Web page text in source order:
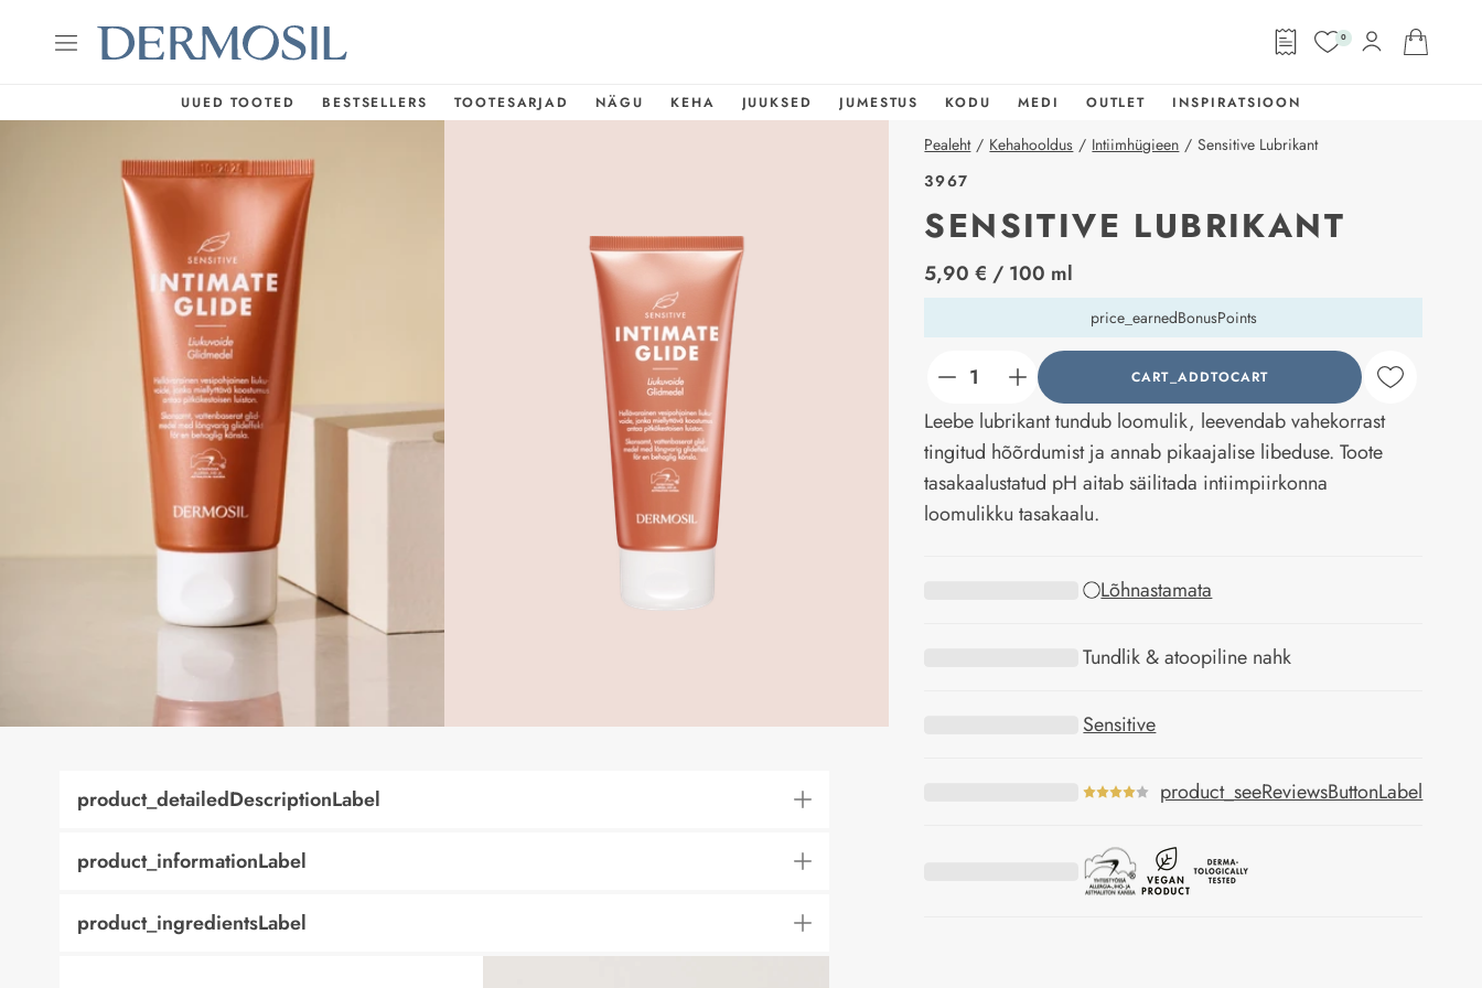
0
UUED TOOTED BESTSELLERS TOOTESARJAD NÄGU KEHA JUUKSED JUMESTUS KODU MEDI OUTLET INSPIRATSIOON
Pealeht / Kehahooldus / Intiimhügieen / Sensitive Lubrikant
3967
SENSITIVE LUBRIKANT
price_label
5,90 € / 100 ml
price_earnedBonusPoints
counter_current CART_ADDTOCART
Leebe lubrikant tundub loomulik, leevendab vahekorrast
tingitud hõõrdumist ja annab pikaajalise libeduse. Toote
tasakaalustatud pH aitab säilitada intiimpiirkonna
loomulikku tasakaalu.
Lõhnastamata
Tundlik & atoopiline nahk
Sensitive
product_seeReviewsButtonLabel
product_detailedDescriptionLabel
product_informationLabel
product_ingredientsLabel